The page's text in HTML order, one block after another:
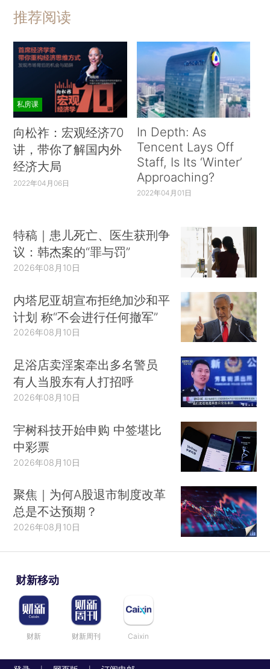
推荐阅读
私房课
向松祚：宏观经济70
讲，带你了解国内外
经济大局
2022年04月06日
In Depth: As
Tencent Lays Off
Staff, Is Its ‘Winter’
Approaching?
2022年04月01日
特稿｜患儿死亡、医生获刑争
议：韩杰案的“罪与罚”
2026年08月10日
内塔尼亚胡宣布拒绝加沙和平
计划 称“不会进行任何撤军”
2026年08月10日
足浴店卖淫案牵出多名警员
有人当股东有人打招呼
2026年08月10日
宇树科技开始申购 中签堪比
中彩票
2026年08月10日
聚焦｜为何A股退市制度改革
总是不达预期？
2026年08月10日
财新移动
财新 财新周刊 Caixin